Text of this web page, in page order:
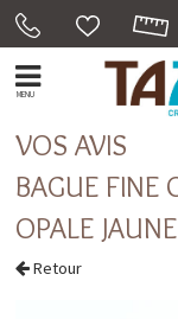
MENU
VOS AVIS
BAGUE FINE
OPALE
Retour